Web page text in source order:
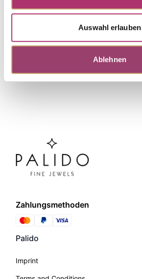
Auswahl erlauben
Ablehnen
Discover more pieces.
Zahlungsmethoden
Palido
Imprint